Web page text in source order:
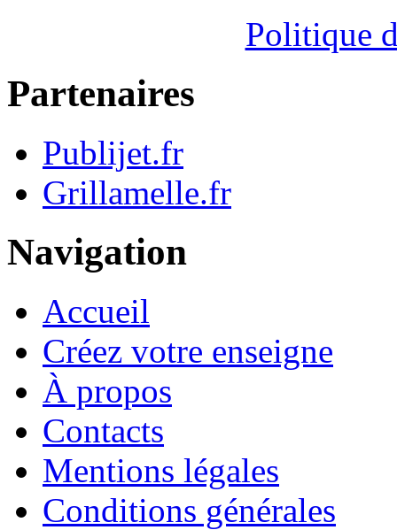
Politique
Partenaires
Publijet.fr
Grillamelle.fr
Navigation
Accueil
Créez votre enseigne
À propos
Contacts
Mentions légales
Conditions générales